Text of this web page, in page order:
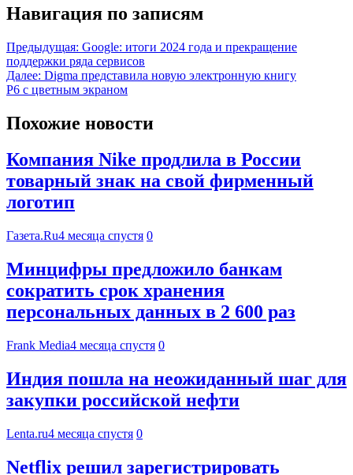
Навигация по записям
Предыдущая: Google: итоги 2024 года и прекращение
поддержки ряда сервисов
Далее: Digma представила новую электронную книгу
P6 с цветным экраном
Похожие новости
Компания Nike продлила в России
товарный знак на свой фирменный
логотип
Газета.Ru4 месяца спустя 0
Минцифры предложило банкам
сократить срок хранения
персональных данных в 2 600 раз
Frank Media4 месяца спустя 0
Индия пошла на неожиданный шаг для
закупки российской нефти
Lenta.ru4 месяца спустя 0
Netflix решил зарегистрировать